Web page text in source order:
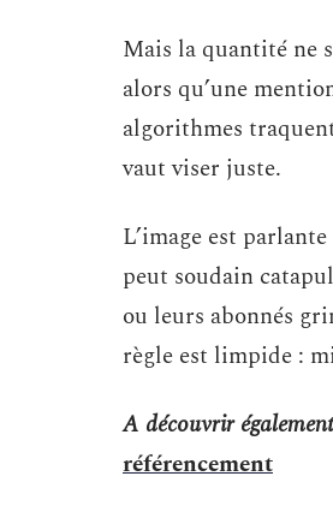
Mais la quantité ne
alors qu’une
algorithmes
vaut viser juste.
L’image est
peut soudain
ou leurs abonnés
règle est limpide :
A découvrir
référencement